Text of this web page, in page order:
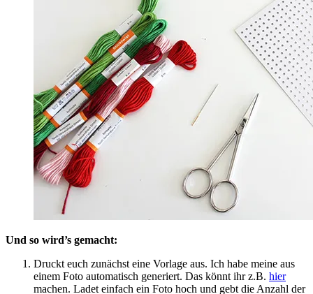
Und so wird’s gemacht:
Druckt euch zunächst eine Vorlage aus. Ich habe meine aus
einem Foto automatisch generiert. Das könnt ihr z.B. hier
machen. Ladet einfach ein Foto hoch und gebt die Anzahl der